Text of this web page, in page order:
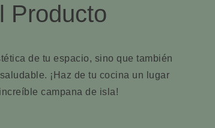
Producto
de tu espacio, sino que también
¡Haz de tu cocina un lugar
campana de isla!